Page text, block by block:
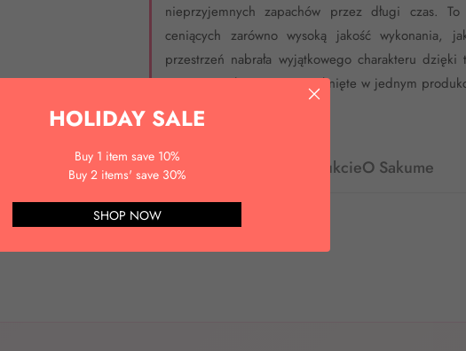
nieprzyjemnych zapachów przez długi czas.
ceniących zarówno wysoką jakość wykonania,
przestrzeń nabrała wyjątkowego charakteru
magia Genshin Impact zamknięte w jednym
Anulowanie i zmiana zamówienia Opinie o produkcieO Sakume
HOLIDAY SALE
Buy 1 item save 10%
Buy 2 items' save 30%
SHOP NOW